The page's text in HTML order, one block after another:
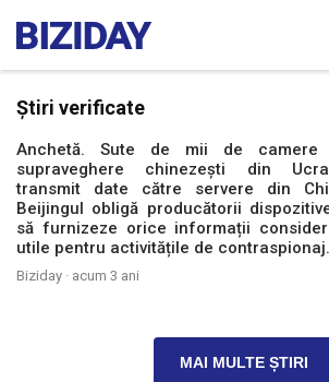
Știri verificate
Anchetă. Sute de mii de camere
supraveghere chinezești din
transmit date către servere din
Beijingul obligă producătorii
să furnizeze orice informații
utile pentru activitățile de contraspionaj.
Biziday · acum 3 ani
MAI MULTE ȘTIRI